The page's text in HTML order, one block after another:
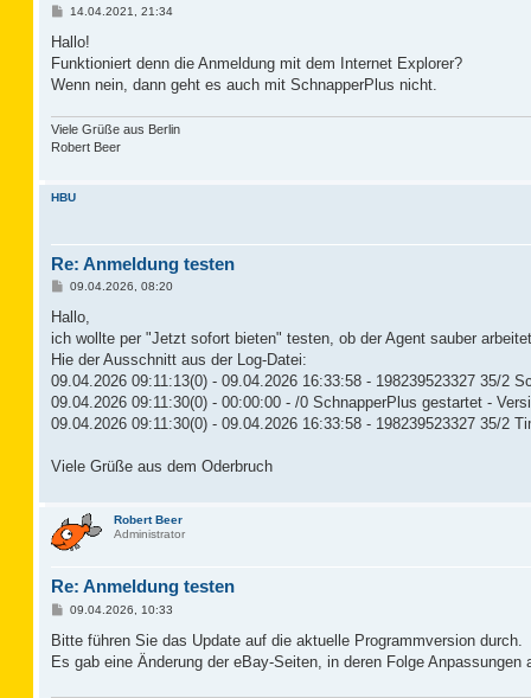
B
i
r
a
14.04.2021, 21:34
Hallo!
Funktioniert denn die Anmeldung mit dem Internet Explorer?
Wenn nein, dann geht es auch mit SchnapperPlus nicht.
Viele Grüße aus Berlin
Robert Beer
HBU
Re: Anmeldung testen
B
i
r
a
09.04.2026, 08:20
Hallo,
ich wollte per "Jetzt sofort bieten" testen, ob der Agent sauber
Hie der Ausschnitt aus der Log-Datei:
09.04.2026 09:11:13(0) - 09.04.2026 16:33:58 - 198239523327 35/2
09.04.2026 09:11:30(0) - 00:00:00 - /0 SchnapperPlus gestartet -
09.04.2026 09:11:30(0) - 09.04.2026 16:33:58 - 198239523327 35/2
Viele Grüße aus dem Oderbruch
Robert Beer
Administrator
Re: Anmeldung testen
B
i
r
09.04.2026, 10:33
Bitte führen Sie das Update auf die aktuelle Programmversion durch.
Es gab eine Änderung der eBay-Seiten, in deren Folge Anpassungen